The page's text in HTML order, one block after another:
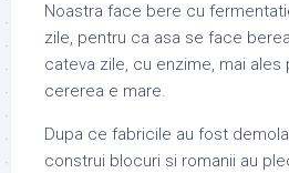
Noastra face bere cu
zile, pentru ca asa se face
cateva zile, cu enzime, mai ales
cererea e mare.
Dupa ce fabricile au fost
construi blocuri si romanii au